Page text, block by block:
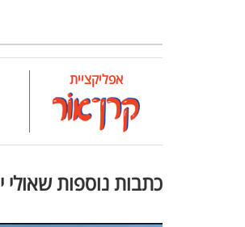
אפליקציית
כתבות נוספות שאולי